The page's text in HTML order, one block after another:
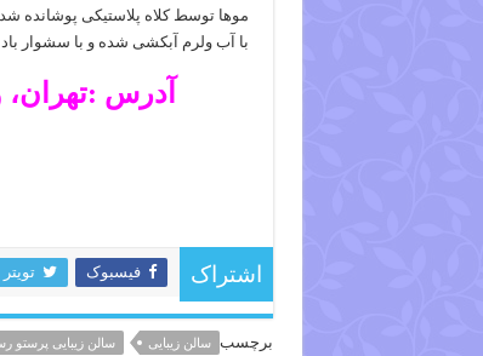
موها توسط کلاه پلاستیکی پوشانده شده و به مدت ۳۰-۴۰ دقیقه زیر باد
با آب ولرم آبکشی شده و با سشوار
آدرس
اشتراک فیسبوک تویتر
برچسب سالن زیبایی سالن زیبایی پرستو